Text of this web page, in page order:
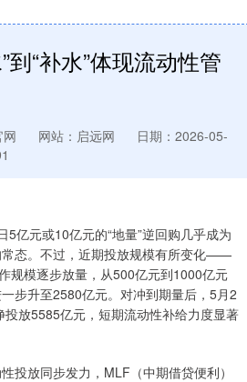
到“补水”体现流动性管
网站：启远网
日期：2026-05-
元或10亿元的“地量”逆回购几乎成为
态。不过，近期投放规模有所变化——
规模逐步放量，从500亿元到1000亿元
步升至2580亿元。对冲到期量后，5月2
放5585亿元，短期流动性补给力度显著
放同步发力，MLF（中期借贷便利）